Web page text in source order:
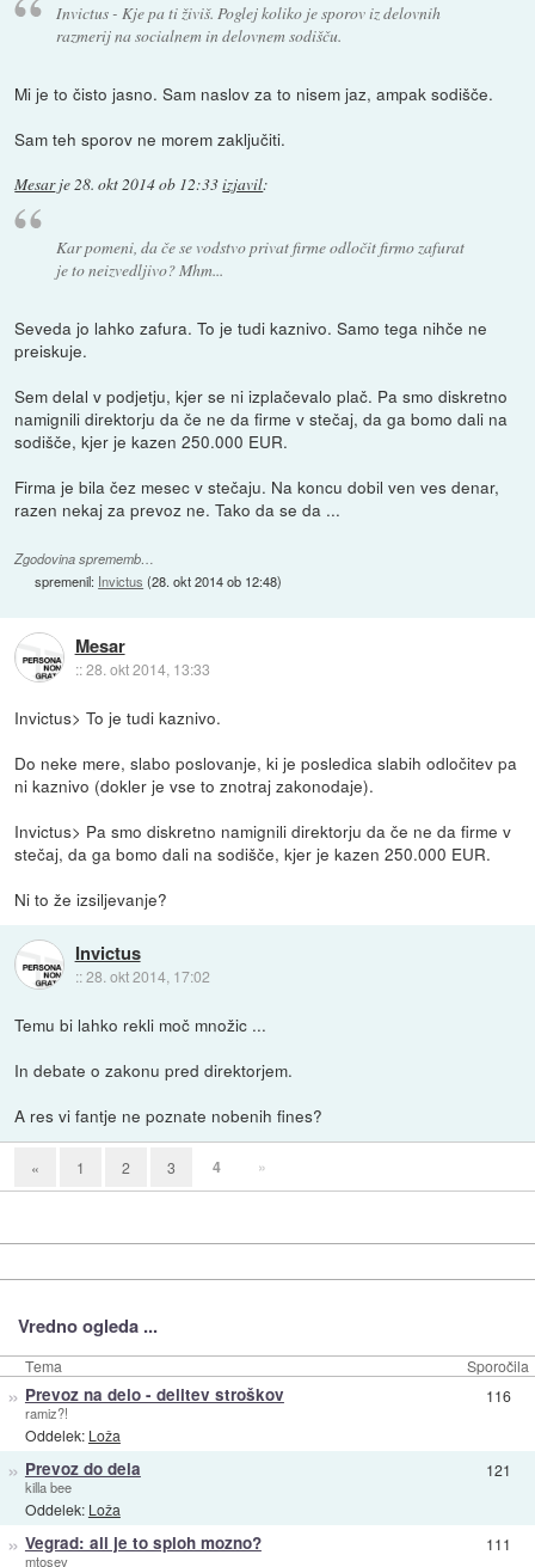
Invictus - Kje pa ti živiš. Poglej koliko je sporov iz delovnih
razmerij na socialnem in delovnem sodišču.
Mi je to čisto jasno. Sam naslov za to nisem jaz, ampak sodišče.
Sam teh sporov ne morem zaključiti.
Mesarje28. okt 2014 ob 12:33izjavil:
Kar pomeni, da če se vodstvo privat firme odločit firmo zafurat
je to neizvedljivo? Mhm...
Seveda jo lahko zafura. To je tudi kaznivo. Samo tega nihče ne
preiskuje.
Sem delal v podjetju, kjer se ni izplačevalo plač. Pa smo diskretno
namignili direktorju da če ne da firme v stečaj, da ga bomo dali na
sodišče, kjer je kazen 250.000 EUR.
Firma je bila čez mesec v stečaju. Na koncu dobil ven ves denar,
razen nekaj za prevoz ne. Tako da se da ...
Zgodovina sprememb…
spremenil: Invictus (28. okt 2014 ob 12:48)
Mesar
::28. okt 2014, 13:33
Invictus> To je tudi kaznivo.
Do neke mere, slabo poslovanje, ki je posledica slabih odločitev pa
ni kaznivo (dokler je vse to znotraj zakonodaje).
Invictus> Pa smo diskretno namignili direktorju da če ne da firme v
stečaj, da ga bomo dali na sodišče, kjer je kazen 250.000 EUR.
Ni to že izsiljevanje?
Invictus
::28. okt 2014, 17:02
Temu bi lahko rekli moč množic ...
In debate o zakonu pred direktorjem.
A res vi fantje ne poznate nobenih fines?
« 1 2 3 4 »
Vredno ogleda ...
Tema Sporočila
» Prevoz na delo - delitev stroškov
ramiz?!
Oddelek: Loža
116
» Prevoz do dela
killa bee
Oddelek: Loža
121
» Vegrad: ali je to sploh mozno?
mtosev
111